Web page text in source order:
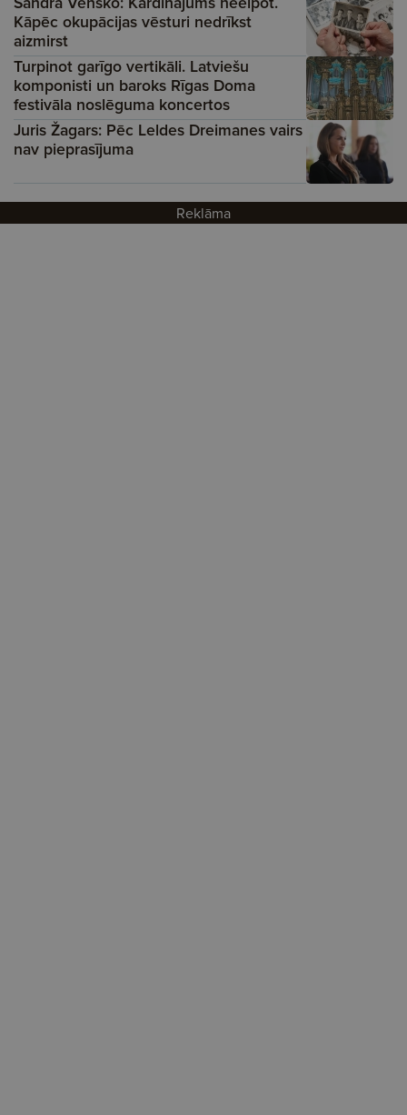
Kāpēc okupācijas vēsturi nedrīkst
aizmirst
Turpinot garīgo vertikāli. Latviešu
komponisti un baroks Rīgas Doma
festivāla noslēguma koncertos
Juris Žagars: Pēc Leldes Dreimanes vairs
nav pieprasījuma
Reklāma